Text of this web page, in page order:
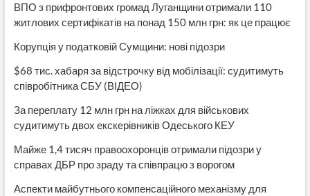
ВПО з прифронтових громад Луганщини отримали 110
житлових сертифікатів на понад 150 млн грн: як це працює
Корупція у податковій Сумщини: нові підозри
$68 тис. хабаря за відстрочку від мобілізації: судитимуть
співробітника СБУ (ВІДЕО)
За переплату 12 млн грн на ліжках для військових
судитимуть двох екскерівників Одеського КЕУ
Майже 1,4 тисяч правоохоронців отримали підозри у
справах ДБР про зраду та співпрацю з ворогом
Аспекти майбутнього компенсаційного механізму для